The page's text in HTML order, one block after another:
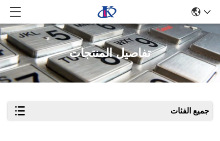
تفاصيل المنتجات
جميع الفئات